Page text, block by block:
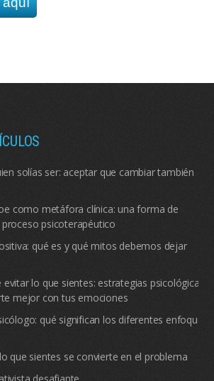
solías ser: aceptar que cambiar también
como metáfora clínica: una forma de
psicoterapéutico
qué es y qué mitos debemos dejar
lo que sientes: estrategias psicológicas
mejor con tus emociones
qué significan los diferentes enfoques
que sientes se convierte en el problema
desafiante